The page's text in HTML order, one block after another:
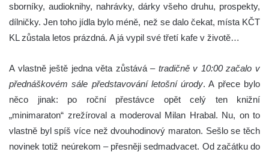
sborníky, audioknihy, nahrávky, dárky všeho druhu, prospekty,
dílničky. Jen toho jídla bylo méně, než se dalo čekat, místa KČT
KL zůstala letos prázdná. A já vypil své třetí kafe v životě…
A vlastně ještě jedna věta zůstává – tradičně v 10:00 začalo v
přednáškovém sále představování letošní úrody. A přece bylo
něco jinak: po roční přestávce opět celý ten knižní
„minimaraton“ zrežíroval a moderoval Milan Hrabal. Nu, on to
vlastně byl spíš více než dvouhodinový maraton. Sešlo se těch
novinek totiž neúrekom – přesněji sedmadvacet. Od začátku do